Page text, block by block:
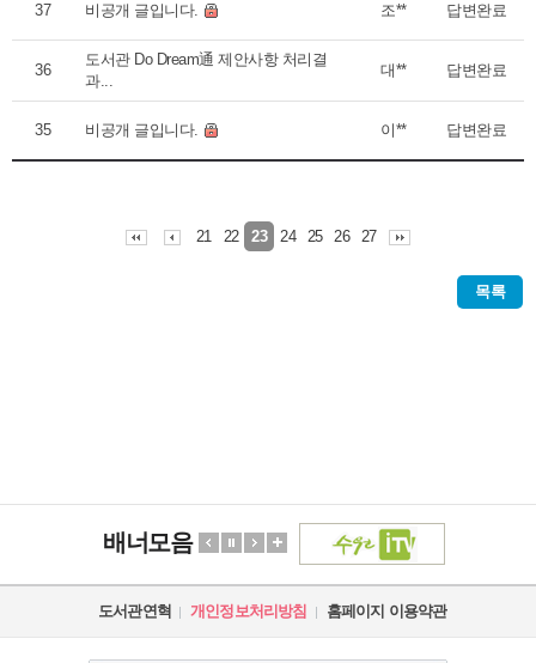
37 비공개 글입니다. 조** 답변완료
36
도서관 Do Dream通 제안사항 처리결
과...
대** 답변완료
35 비공개 글입니다. 이** 답변완료
21 22 23 24 25 26 27
목록
배너모음
도서관연혁 개인정보처리방침 홈페이지 이용약관